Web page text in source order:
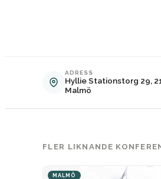
ADRESS
Hyllie Stationstorg 29,
Malmö
FLER LIKNANDE
MALMÖ